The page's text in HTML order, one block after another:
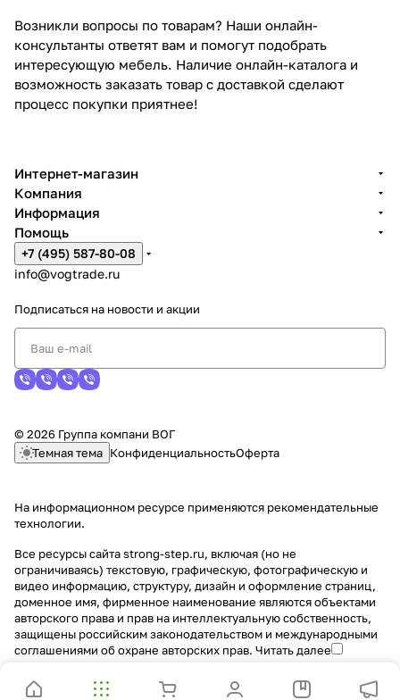
Возникли вопросы по товарам? Наши онлайн-
консультанты ответят вам и помогут подобрать
интересующую мебель. Наличие онлайн-каталога и
возможность заказать товар с доставкой сделают
процесс покупки приятнее!
Интернет-магазин
Компания
Информация
Помощь
+7 (495) 587-80-08
info@vogtrade.ru
Подписаться на новости и акции
© 2026 Группа компани ВОГ
Темная тема КонфиденциальностьОферта
На информационном ресурсе применяются рекомендательные
технологии.
Все ресурсы сайта strong-step.ru, включая (но не
ограничиваясь) текстовую, графическую, фотографическую и
видео информацию, структуру, дизайн и оформление страниц,
доменное имя, фирменное наименование являются объектами
авторского права и прав на интеллектуальную собственность,
защищены российским законодательством и международными
соглашениями об охране авторских прав. Читать далее